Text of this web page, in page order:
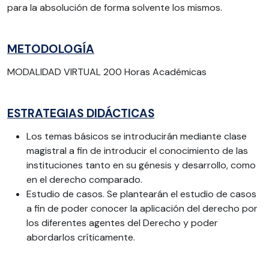
para la absolución de forma solvente los mismos.
METODOLOGÍA
MODALIDAD VIRTUAL 200 Horas Académicas
ESTRATEGIAS DIDÁCTICAS
Los temas básicos se introducirán mediante clase
magistral a fin de introducir el conocimiento de las
instituciones tanto en su génesis y desarrollo, como
en el derecho comparado.
Estudio de casos. Se plantearán el estudio de casos
a fin de poder conocer la aplicación del derecho por
los diferentes agentes del Derecho y poder
abordarlos críticamente.